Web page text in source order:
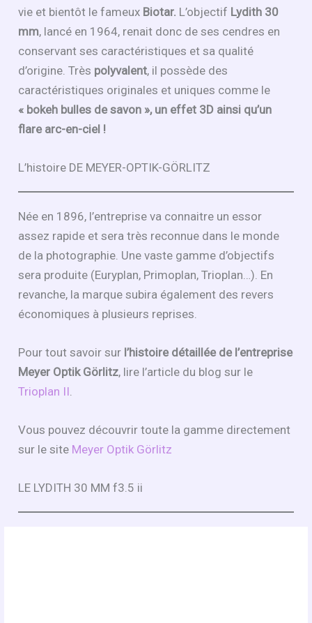
vie et bientôt le fameux Biotar. L’objectif Lydith 30
mm, lancé en 1964, renait donc de ses cendres en
conservant ses caractéristiques et sa qualité
d’origine. Très polyvalent, il possède des
caractéristiques originales et uniques comme le
« bokeh bulles de savon », un effet 3D ainsi qu’un
flare arc-en-ciel !
L’histoire DE MEYER-OPTIK-GÖRLITZ
Née en 1896, l’entreprise va connaitre un essor
assez rapide et sera très reconnue dans le monde
de la photographie. Une vaste gamme d’objectifs
sera produite (Euryplan, Primoplan, Trioplan…). En
revanche, la marque subira également des revers
économiques à plusieurs reprises.
Pour tout savoir sur l’histoire détaillée de l’entreprise
Meyer Optik Görlitz, lire l’article du blog sur le
Trioplan II
Vous pouvez découvrir toute la gamme directement
sur le site Meyer Optik Görlitz
LE LYDITH 30 MM f3.5 ii